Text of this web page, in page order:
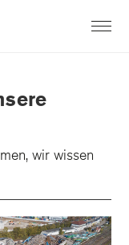
wir wissen